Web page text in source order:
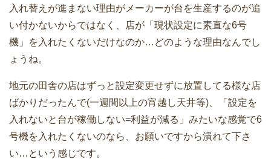
入れ替えが進まない理由がメーカーが台を生産するのが追
い付かないからではなく、店が「現状設定に素直な6号
機」を入れたくないだけなのか…どのような理由なんでし
ょうね。
地元の田舎の店はずっと設定変更せずに放置してる様な店
ばかりだったんで(一週間以上の宵越し天井等)、「設定を
入れないと台が稼働しない=利益が減る」みたいな感覚で6
号機を入れたくないのなら、お願いですから潰れて下さ
い…という感じです。